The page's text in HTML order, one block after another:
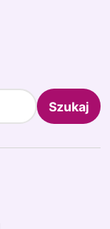
Szukaj